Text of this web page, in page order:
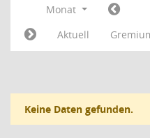
Monat
Aktuell
Keine Daten gefunden.